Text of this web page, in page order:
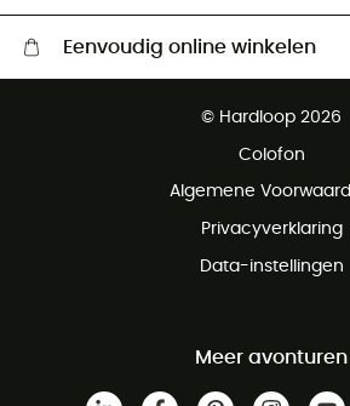
Eenvoudig online winkelen
Gratis retourneren binnen 100 dagen
© Hardloop 2026
Colofon
Algemene
Privacyverklaring
Data-instellingen
Meer avonturen